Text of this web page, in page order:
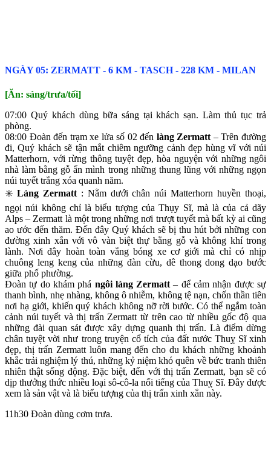
NGÀY 05: ZERMATT ‐ 6 KM ‐ TASCH ‐ 228 KM ‐ MILAN
[Ăn: sáng/trưa/tối]
07:00 Quý khách dùng bữa sáng tại khách sạn. Làm thủ tục trả
phòng.
08:00 Đoàn đến trạm xe lửa số 02 đến làng Zermatt – Trên đường
đi, Quý khách sẽ tận mắt chiêm ngưỡng cảnh đẹp hùng vĩ với núi
Matterhorn, với rừng thông tuyệt đẹp, hòa nguyện với những ngôi
nhà làm bằng gỗ ẩn mình trong những thung lũng với những ngọn
núi tuyết trắng xóa quanh năm.
✳️ Làng Zermatt: Nằm dưới chân núi Matterhorn huyền thoại,
ngọi núi không chỉ là biểu tượng của Thụy Sĩ, mà là của cả dãy
Alps – Zermatt là một trong những nơi trượt tuyết mà bất kỳ ai cũng
ao ước đến thăm. Đến đây Quý khách sẽ bị thu hút bởi những con
đường xinh xắn với vô vàn biệt thự bằng gỗ và không khí trong
lành. Nơi đây hoàn toàn vắng bóng xe cơ giới mà chỉ có nhịp
chuông leng keng của những đàn cừu, dê thong dong dạo bước
giữa phố phường.
Đoàn tự do khám phá ngôi làng Zermatt – để cảm nhận được sự
thanh bình, nhẹ nhàng, không ô nhiễm, không tệ nạn, chốn thần tiên
nơi hạ giới, khiến quý khách không nỡ rời bước. Có thể ngắm toàn
cảnh núi tuyết và thị trấn Zermatt từ trên cao từ nhiều gốc độ qua
những đài quan sát được xây dựng quanh thị trấn. Là điểm dừng
chân tuyệt vời như trong truyện cổ tích của đất nước Thuỵ Sĩ xinh
đẹp, thị trấn Zermatt luôn mang đến cho du khách những khoảnh
khắc trải nghiệm lý thú, những kỷ niệm khó quên về bức tranh thiên
nhiên thật sống động. Đặc biệt, đến với thị trấn Zermatt, bạn sẽ có
dịp thưởng thức nhiều loại sô-cô-la nổi tiếng của Thuỵ Sĩ. Đây được
xem là sản vật và là biểu tượng của thị trấn xinh xắn này.
11h30 Đoàn dùng cơm trưa.